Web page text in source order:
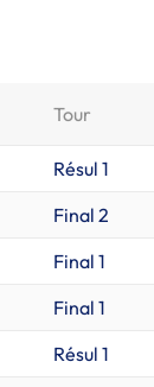
Tour
Résul 1
Final 2
Final 1
Final 1
Résul 1